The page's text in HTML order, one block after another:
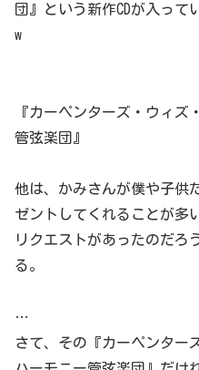
団』という新作CDが入っ
w
『カーペンターズ・ウィズ
管弦楽団』
他は、かみさんが僕や子供
ゼントしてくれることが多
リクエストがあったのだろ
る。
…
さて、その『カーペンター